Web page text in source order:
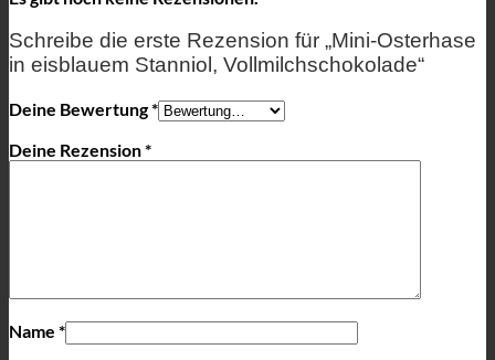
Schreibe die erste Rezension für „Mini-Osterhase
in eisblauem Stanniol, Vollmilchschokolade“
Deine Bewertung*
Deine Rezension*
Name *